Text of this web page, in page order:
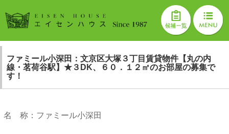
ファミール小深田：文京区大塚３丁目賃貸物件【丸の内
線・茗荷谷駅】★３DK、６０．１２㎡のお部屋の募集で
す！
名 称：ファミール小深田